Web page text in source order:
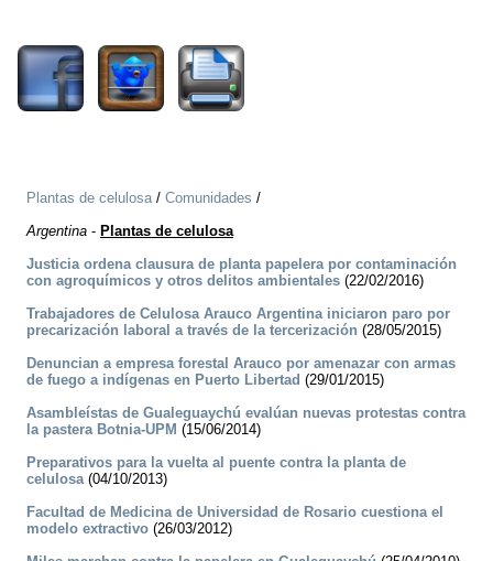
Plantas de celulosa/ Comunidades /
Argentina - Plantas de celulosa
Justicia ordena clausura de planta papelera por contaminación
con agroquímicos y otros delitos ambientales (22/02/2016)
Trabajadores de Celulosa Arauco Argentina iniciaron paro por
precarización laboral a través de la tercerización (28/05/2015)
Denuncian a empresa forestal Arauco por amenazar con armas
de fuego a indígenas en Puerto Libertad (29/01/2015)
Asambleístas de Gualeguaychú evalúan nuevas protestas contra
la pastera Botnia-UPM (15/06/2014)
Preparativos para la vuelta al puente contra la planta de
celulosa(04/10/2013)
Facultad de Medicina de Universidad de Rosario cuestiona el
modelo extractivo (26/03/2012)